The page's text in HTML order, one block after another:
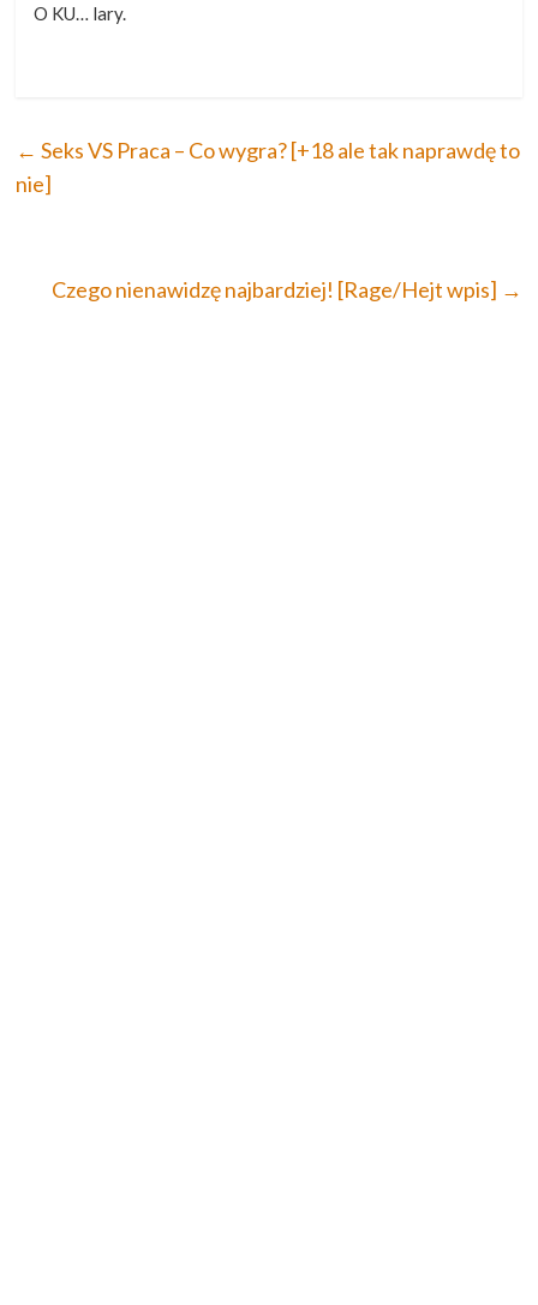
O KU… lary.
← Seks VS Praca – Co wygra? [+18 ale tak naprawdę to
nie]
Czego nienawidzę najbardziej! [Rage/Hejt wpis] →